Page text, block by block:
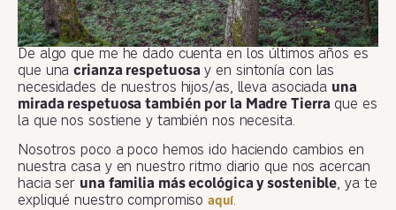
De algo que me he dado cuenta en los últimos años es
que unacrianza respetuosay en sintonía con las
necesidades de nuestros hijos/as, lleva asociada una
mirada respetuosa también por la Madre Tierraque es
la que nos sostiene y también nos necesita.
Nosotros poco a poco hemos ido haciendo cambios en
nuestra casa y en nuestro ritmo diario que nos acercan
hacia ser una familia más ecológica y sostenible, ya te
expliqué nuestro compromisoaquí.